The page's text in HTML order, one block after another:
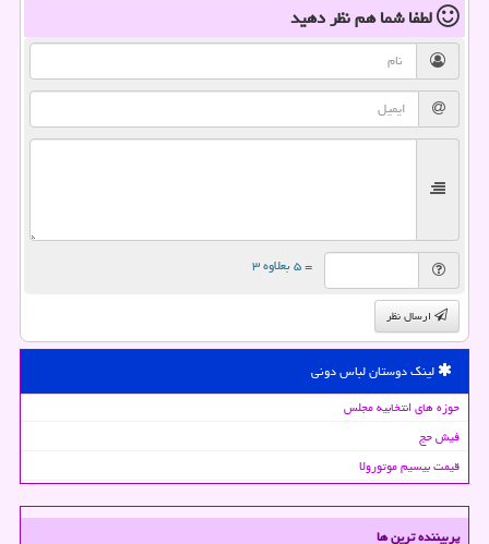
لطفا شما همنظر دهید
= ۵ بعلاوه ۳
ارسال نظر
لینک دوستان لباس دونی
حوزه های انتخابیه مجلس
فیش حج
قیمت بیسیم موتورولا
پربیننده ترین ها